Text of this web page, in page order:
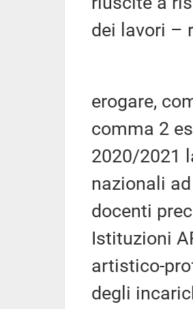
dei lavori –
erogare,
comma 2
2020/2021
nazionali
docenti
Istituzioni
artistico-
degli